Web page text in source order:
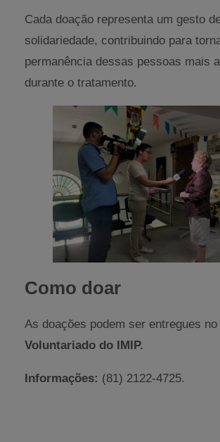
Cada doação representa um gesto
solidariedade, contribuindo para
permanência dessas pessoas mais
durante o tratamento.
Como doar
As doações podem ser entregues no
Voluntariado do IMIP.
Informações: (81) 2122-4725.